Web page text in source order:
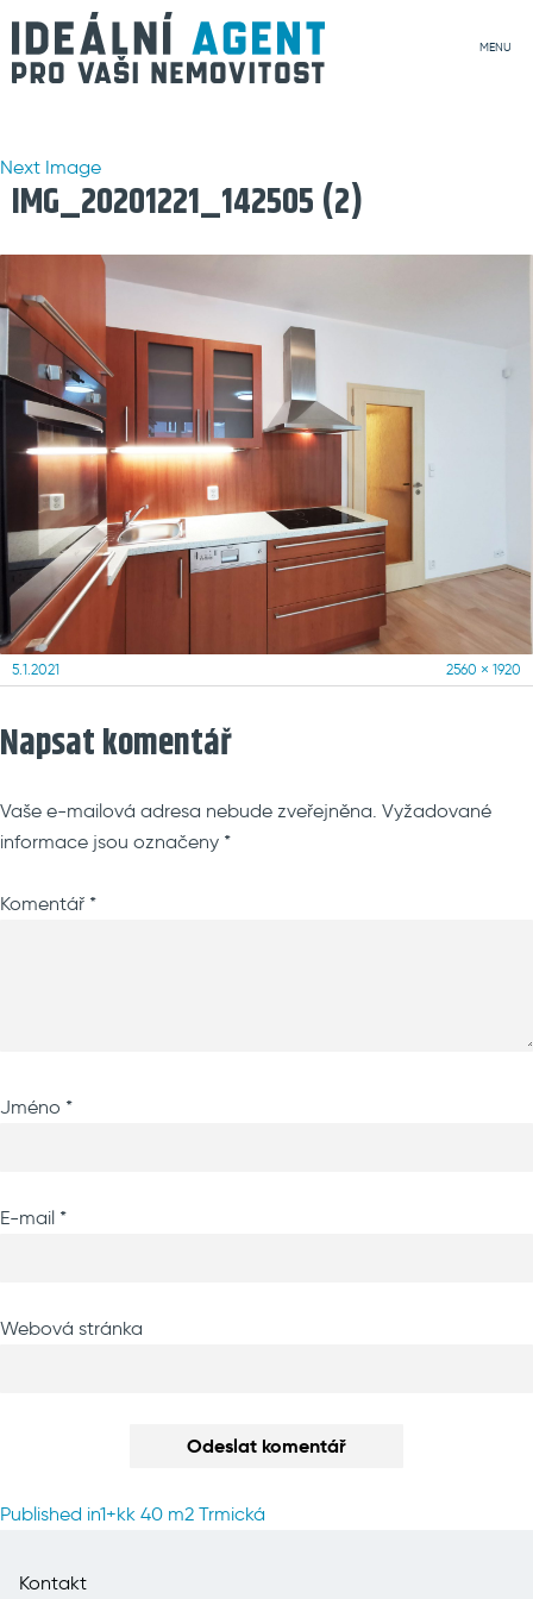
MENU
Next Image
IMG_20201221_142505 (2)
Posted
5.1.2021
Full
2560 × 1920
Napsat komentář
Vaše e-mailová adresa nebude zveřejněna. Vyžadované
informace jsou označeny *
Komentář *
Jméno *
E-mail *
Webová stránka
Navigace
Published in1+kk 40 m2 Trmická
Kontakt